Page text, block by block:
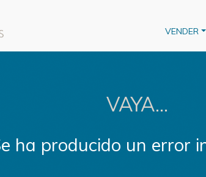
VENDER
VAYA...
ha producido un error